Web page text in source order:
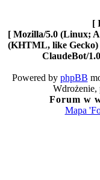
[
[ Mozilla/5.0 (Linux;
(KHTML, like Gecko)
ClaudeBot/
Powered by phpBB
Wdrożenie,
Forum w
Mapa